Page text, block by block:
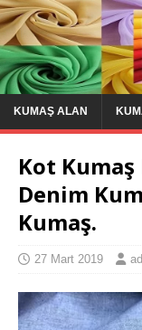
KUMAŞ ALAN
Kot Kumaş
Denim
Kumaş.
27 Mart 2019